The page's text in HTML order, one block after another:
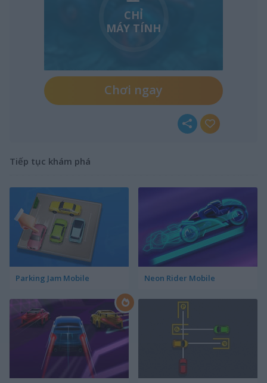
CHỈ
MÁY TÍNH
Chơi ngay
Tiếp tục khám phá
Parking Jam Mobile Neon Rider Mobile